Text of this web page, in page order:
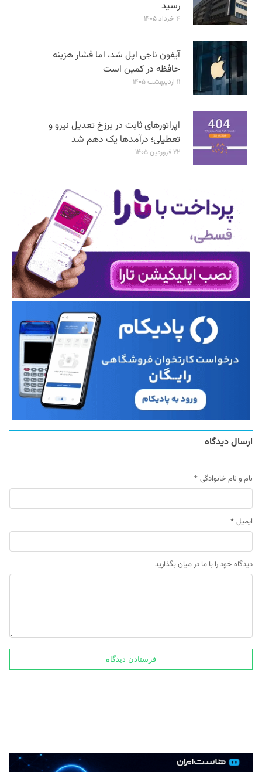
رسید
۴ خرداد ۱۴۰۵
آیفون ناجی اپل شد، اما فشار هزینه
حافظه در کمین است
۱۱ اردیبهشت ۱۴۰۵
اپراتورهای ثابت در برزخ تعدیل نیرو و
تعطیلی؛ درآمدها یک دهم شد
۲۲ فروردین ۱۴۰۵
ارسال دیدگاه
نام و نام خانوادگی *
ایمیل *
دیدگاه خود را با ما در میان بگذارید